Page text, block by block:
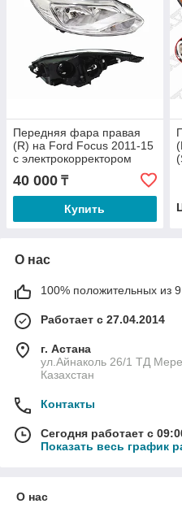
Передняя фара правая
(R) на Ford Focus 2011-15
с электрокорректором
40 000 ₸
Купить
О нас
100% положительных из 9
Работает с 27.04.2014
г. Астана
ул.Айнаколь 26/1 ТД
Казахстан
Контакты
Сегодня работает с
Показать весь график
О нас